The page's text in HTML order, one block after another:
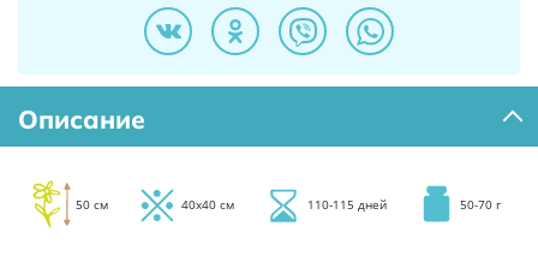
Описание
50 см 40х40 см 110-115 дней 50-70 г